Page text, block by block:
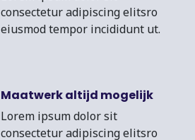
consectetur adipiscing elitsro
eiusmod tempor incididunt ut.
Maatwerk altijd mogelijk
Lorem ipsum dolor sit
consectetur adipiscing elitsro